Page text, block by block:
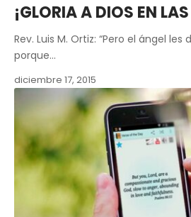
¡GLORIA A DIOS EN
Rev. Luis M. Ortiz: “Pero el ángel les
porque…
diciembre 17, 2015